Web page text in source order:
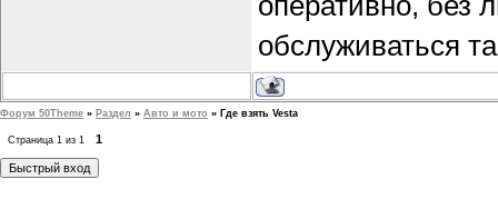
обслуживаться
Форум 50Theme » Раздел » Авто и мото » Где взять Vesta
Страница 1 из 1 1